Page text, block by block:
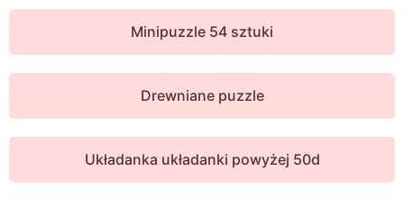
Minipuzzle 54 sztuki
Drewniane puzzle
Układanka układanki powyżej 50d